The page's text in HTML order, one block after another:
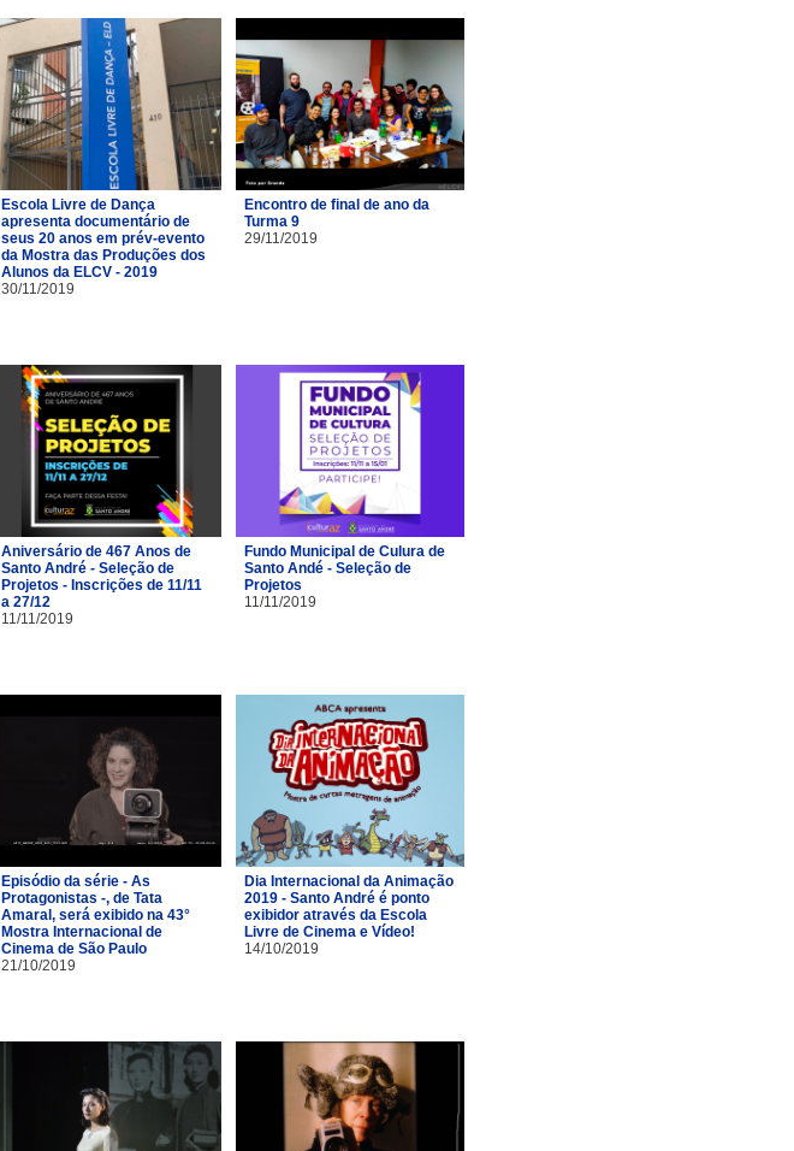
Escola Livre de Dança
apresenta documentário de
seus 20 anos em prév-evento
da Mostra das Produções dos
Alunos da ELCV - 2019
30/11/2019
Encontro de final de ano da
Turma 9
29/11/2019
Aniversário de 467 Anos de
Santo André - Seleção de
Projetos - Inscrições de 11/11
a 27/12
11/11/2019
Fundo Municipal de Culura de
Santo Andé - Seleção de
Projetos
11/11/2019
Episódio da série - As
Protagonistas -, de Tata
Amaral, será exibido na 43°
Mostra Internacional de
Cinema de São Paulo
21/10/2019
Dia Internacional da Animação
2019 - Santo André é ponto
exibidor através da Escola
Livre de Cinema e Vídeo!
14/10/2019